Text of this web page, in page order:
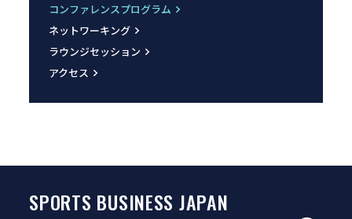
コンファレンスプログラム
ネットワーキング
ラウンジセッション
アクセス
SPORTS BUSINESS JAPAN